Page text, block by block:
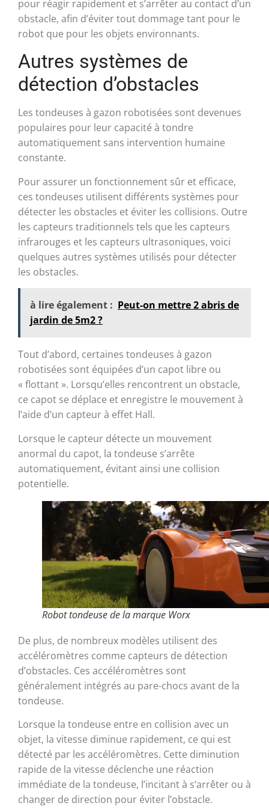
pour réagir rapidement et s’arrêter au contact d’un
obstacle, afin d’éviter tout dommage tant pour le
robot que pour les objets environnants.
Autres systèmes de
détection d’obstacles
Les tondeuses à gazon robotisées sont devenues
populaires pour leur capacité à tondre
automatiquement sans intervention humaine
constante.
Pour assurer un fonctionnement sûr et efficace,
ces tondeuses utilisent différents systèmes pour
détecter les obstacles et éviter les collisions. Outre
les capteurs traditionnels tels que les capteurs
infrarouges et les capteurs ultrasoniques, voici
quelques autres systèmes utilisés pour détecter
les obstacles.
à lire également : Peut-on mettre 2 abris de
jardin de 5m2 ?
Tout d’abord, certaines tondeuses à gazon
robotisées sont équipées d’un capot libre ou
« flottant ». Lorsqu’elles rencontrent un obstacle,
ce capot se déplace et enregistre le mouvement à
l’aide d’un capteur à effet Hall.
Lorsque le capteur détecte un mouvement
anormal du capot, la tondeuse s’arrête
automatiquement, évitant ainsi une collision
potentielle.
Robot tondeuse de la marque Worx
De plus, de nombreux modèles utilisent des
accéléromètres comme capteurs de détection
d’obstacles. Ces accéléromètres sont
généralement intégrés au pare-chocs avant de la
tondeuse.
Lorsque la tondeuse entre en collision avec un
objet, la vitesse diminue rapidement, ce qui est
détecté par les accéléromètres. Cette diminution
rapide de la vitesse déclenche une réaction
immédiate de la tondeuse, l’incitant à s’arrêter ou à
changer de direction pour éviter l’obstacle.